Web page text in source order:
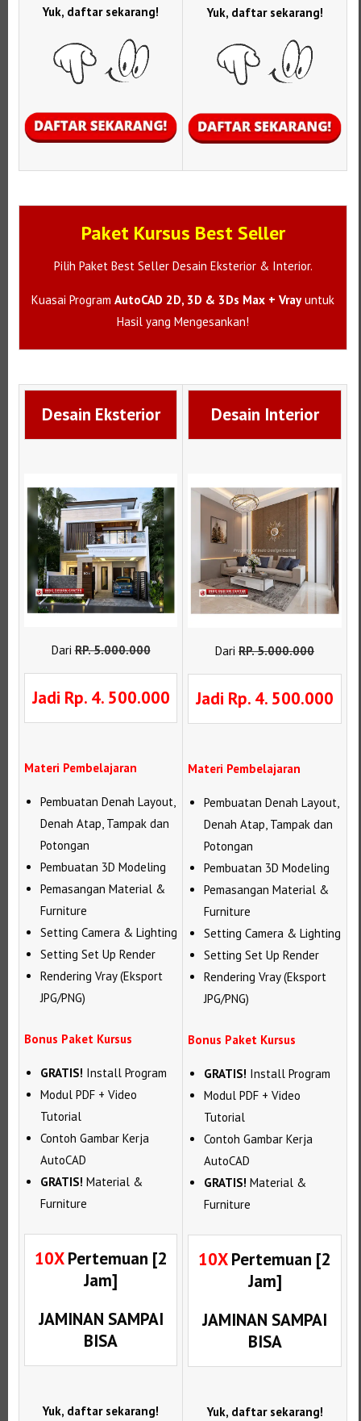
Yuk, daftar sekarang! Yuk, daftar sekarang!
Paket Kursus Best Seller
Pilih Paket Best Seller Desain Eksterior & Interior.
Kuasai ProgramAutoCAD 2D, 3D & 3Ds Max + Vrayuntuk
Hasil yang Mengesankan!
Desain Eksterior
DariRP.5.000.000
Jadi Rp. 4. 500.000
Materi Pembelajaran
Pembuatan Denah Layout,
Denah Atap, Tampak dan
Potongan
Pembuatan 3D Modeling
Pemasangan Material &
Furniture
Setting Camera & Lighting
Setting Set Up Render
Rendering Vray (Eksport
JPG/PNG)
Bonus Paket Kursus
GRATIS! Install Program
Modul PDF + Video
Tutorial
Contoh Gambar Kerja
AutoCAD
GRATIS! Material &
Furniture
10XPertemuan [2
Jam]
JAMINAN SAMPAI
BISA
Yuk, daftar sekarang!
Desain Interior
DariRP.5.000.000
Jadi Rp. 4. 500.000
Materi Pembelajaran
Pembuatan Denah Layout,
Denah Atap, Tampak dan
Potongan
Pembuatan 3D Modeling
Pemasangan Material &
Furniture
Setting Camera & Lighting
Setting Set Up Render
Rendering Vray (Eksport
JPG/PNG)
Bonus Paket Kursus
GRATIS! Install Program
Modul PDF + Video
Tutorial
Contoh Gambar Kerja
AutoCAD
GRATIS! Material &
Furniture
10XPertemuan [2
Jam]
JAMINAN SAMPAI
BISA
Yuk, daftar sekarang!